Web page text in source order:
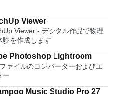
Viewer
Viewer - デジタル作品で物理
験を作成します
Photoshop Lightroom
ァイルのコンバーターおよびエ
ー
Music Studio Pro 27